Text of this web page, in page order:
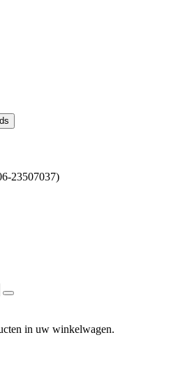
23507037)
in uw winkelwagen.